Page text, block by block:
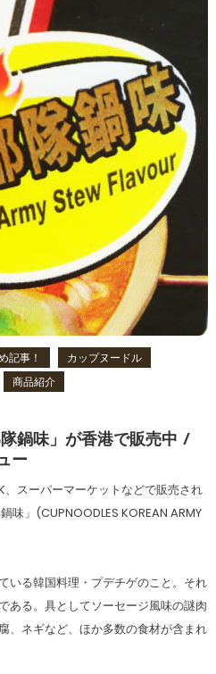
記事！
カップヌードル
商品紹介
鍋味」が香港で販売中 /
ー
スーパーマーケットなどで販売され
味」(CUPNOODLES KOREAN ARMY
いる韓国料理・プデチゲのこと。それ
ある。具としてソーセージ風味の謎肉
、ネギなど、ほか多数の食材が含まれ